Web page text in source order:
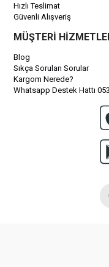
Hızlı Teslimat
Güvenli Alışveriş
MÜŞTERİ
Blog
Sıkça Sorulan Sorular
Kargom Nerede?
Whatsapp Destek Hattı